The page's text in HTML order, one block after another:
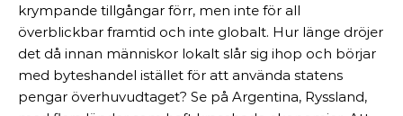
krympande tillgångar förr, men inte för all
överblickbar framtid och inte globalt. Hur länge dröjer
det då innan människor lokalt slår sig ihop och börjar
med byteshandel istället för att använda statens
pengar överhuvudtaget? Se på Argentina, Ryssland,